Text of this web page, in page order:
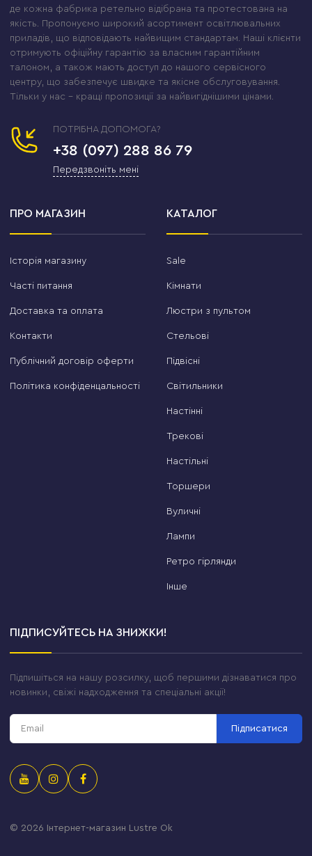
де кожна фабрика ретельно відібрана та протестована на
якість. Пропонуємо широкий асортимент освітлювальних
приладів, що відповідають найвищим стандартам. Наші клієнти
отримують офіційну гарантію за власним гарантійним
талоном, а також мають доступ до нашого сервісного
центру, що забезпечує швидке та якісне обслуговування.
Тільки у нас – кращі пропозиції за найвигіднішими цінами.
ПОТРІБНА ДОПОМОГА?
+38 (097) 288 86 79
Передзвоніть мені
ПРО МАГАЗИН
Історія магазину
Часті питання
Доставка та оплата
Контакти
Публічний договір оферти
Політика конфіденцальності
КАТАЛОГ
Sale
Кімнати
Люстри з пультом
Стельові
Підвісні
Світильники
Настінні
Трекові
Настільні
Торшери
Вуличні
Лампи
Ретро гірлянди
Інше
ПІДПИСУЙТЕСЬ НА ЗНИЖКИ!
Підпишіться на нашу розсилку, щоб першими дізнаватися про
новинки, свіжі надходження та спеціальні акції!
Підписатися
© 2026 Інтернет-магазин Lustre Ok